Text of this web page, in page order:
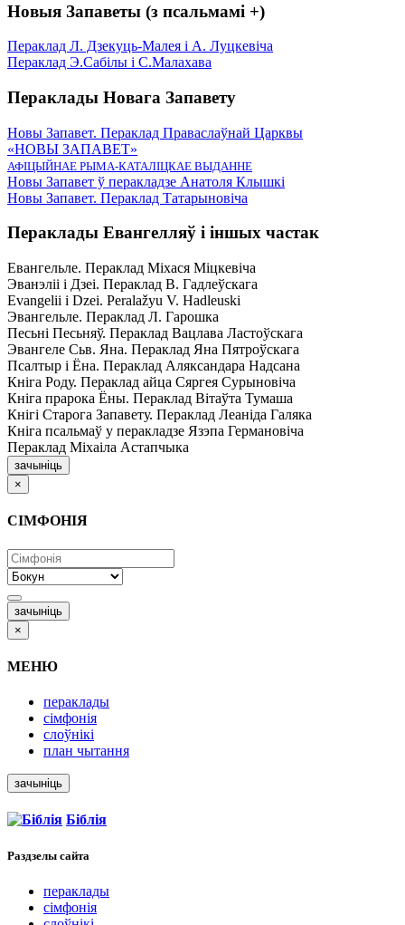
Новыя Запаветы (з псальмамі +)
Пераклад Л. Дзекуць-Малея і А. Луцкевіча
Пераклад Э.Сабілы і С.Малахава
Пераклады Новага Запавету
Новы Запавет. Пераклад Праваслаўнай Царквы
«НОВЫ ЗАПАВЕТ»
АФІЦЫЙНАЕ РЫМА-КАТАЛІЦКАЕ ВЫДАННЕ
Новы Запавет ў перакладзе Анатоля Клышкi
Новы Запавет. Пераклад Татарыновіча
Пераклады Евангелляў і іншых частак
Евангельле. Пераклад Міхася Міцкевіча
Эванэліі і Дзеі. Пераклад В. Гадлеўскага
Evangelii і Dzei. Рeralažyu V. Hadleuski
Эвангельле. Пераклад Л. Гарошка
Песьні Песьняў. Пераклад Вацлава Ластоўскага
Эвангеле Сьв. Яна. Пераклад Яна Пятроўскага
Псалтыр i Ёна. Пераклад Аляксандара Надсана
Кніга Роду. Пераклад айца Сяргея Сурыновіча
Кніга прарока Ёны. Пераклад Вітаўта Тумаша
Кнігі Старога Запавету. Пераклад Леаніда Галяка
Кніга псальмаў у перакладзе Язэпа Германовіча
Пераклад Міхаіла Астапчыка
зачыніць
×
СІМФОНІЯ
зачыніць
×
МЕНЮ
пераклады
сімфонія
слоўнікі
план чытання
зачыніць
Біблія
Раздзелы сайта
пераклады
сімфонія